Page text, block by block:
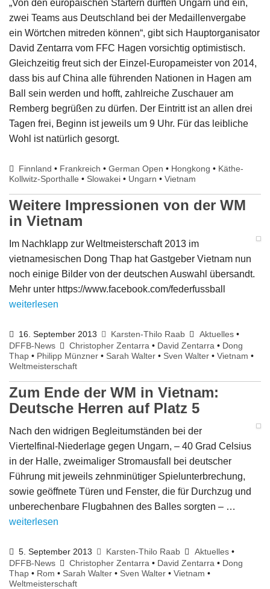
„Von den europäischen Startern dürften Ungarn und ein,
zwei Teams aus Deutschland bei der Medaillenvergabe
ein Wörtchen mitreden können“, gibt sich Hauptorganisator
David Zentarra vom FFC Hagen vorsichtig optimistisch.
Gleichzeitig freut sich der Einzel-Europameister von 2014,
dass bis auf China alle führenden Nationen in Hagen am
Ball sein werden und hofft, zahlreiche Zuschauer am
Remberg begrüßen zu dürfen. Der Eintritt ist an allen drei
Tagen frei, Beginn ist jeweils um 9 Uhr. Für das leibliche
Wohl ist natürlich gesorgt.
Finnland • Frankreich •German Open • Hongkong • Käthe-
Kollwitz-Sporthalle • Slowakei • Ungarn • Vietnam
Weitere Impressionen von der WM
in Vietnam
Im Nachklapp zur Weltmeisterschaft 2013 im
vietnamesischen Dong Thap hat Gastgeber Vietnam nun
noch einige Bilder von der deutschen Auswahl übersandt.
Mehr unter https://www.facebook.com/federfussball
weiterlesen
16. September 2013 Karsten-Thilo Raab Aktuelles•
DFFB-News
Christopher Zentarra • David Zentarra • Dong
Thap • Philipp Münzner • Sarah Walter • Sven Walter • Vietnam •
Weltmeisterschaft
Zum Ende der WM in Vietnam:
Deutsche Herren auf Platz 5
Nach den widrigen Begleitumständen bei der
Viertelfinal-Niederlage gegen Ungarn, – 40 Grad Celsius
in der Halle, zweimaliger Stromausfall bei deutscher
Führung mit jeweils zehnminütiger Spielunterbrechung,
sowie geöffnete Türen und Fenster, die für Durchzug und
unberechenbare Flugbahnen des Balles sorgten – …
weiterlesen
5. September 2013 Karsten-Thilo Raab Aktuelles•
DFFB-News
Christopher Zentarra • David Zentarra • Dong
Thap • Rom • Sarah Walter • Sven Walter • Vietnam •
Weltmeisterschaft